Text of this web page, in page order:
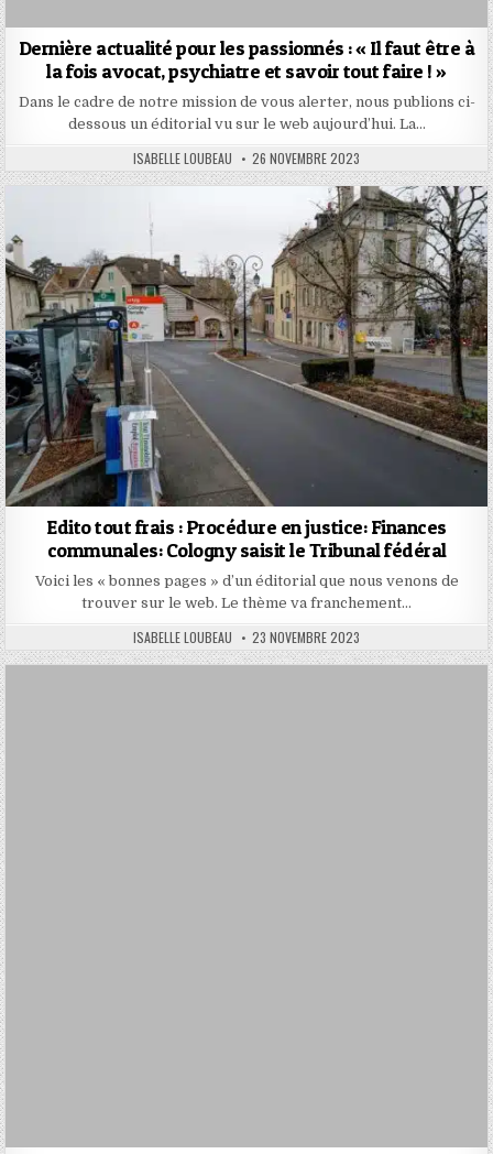
Dernière actualité pour les passionnés : « Il faut être à
la fois avocat, psychiatre et savoir tout faire ! »
Dans le cadre de notre mission de vous alerter, nous publions ci-
dessous un éditorial vu sur le web aujourd’hui. La…
AUTHOR:
ISABELLE LOUBEAU PUBLISHED
DATE:
26 NOVEMBRE 2023
Edito tout frais : Procédure en justice: Finances
communales: Cologny saisit le Tribunal fédéral
Voici les « bonnes pages » d’un éditorial que nous venons de
trouver sur le web. Le thème va franchement…
AUTHOR:
ISABELLE LOUBEAU PUBLISHED
DATE:
23 NOVEMBRE 2023